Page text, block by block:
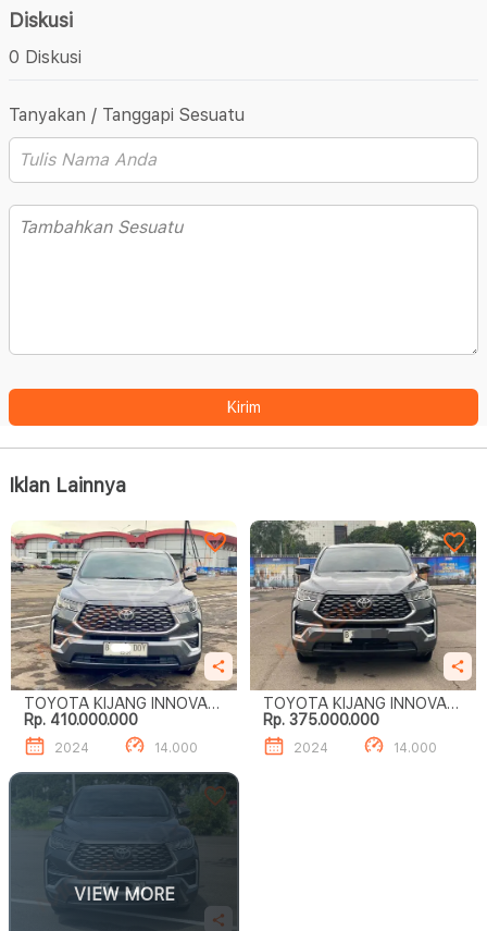
Diskusi
0 Diskusi
Tanyakan / Tanggapi Sesuatu
Kirim
Iklan Lainnya
TOYOTA KIJANG INNOVA
ZENIX 2.0 V CVT
Rp. 410.000.000
2024 14.000
TOYOTA KIJANG INNOVA
ZENIX 2.0 V CVT
Rp. 375.000.000
2024 14.000
VIEW MORE